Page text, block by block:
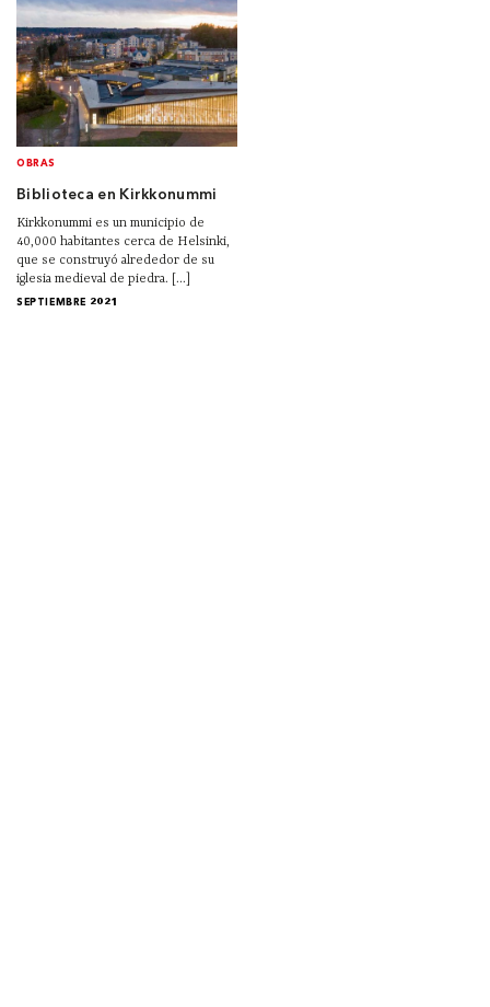
OBRAS
Biblioteca en Kirkkonummi
Kirkkonummi es un municipio de
40,000 habitantes cerca de Helsinki,
que se construyó alrededor de su
iglesia medieval de piedra. [...]
SEPTIEMBRE 2021